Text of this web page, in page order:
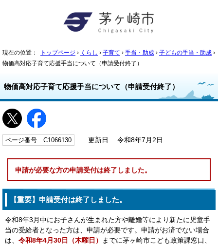
現在の位置： トップページ › くらし › 子育て › 手当・助成 › 子どもの手当・助成 ›
物価高対応子育て応援手当について（申請受付終了）
物価高対応子育て応援手当について（申請受付終了）
ページ番号 C1066130 更新日 令和8年7月2日
申請が必要な方の申請受付は終了しました。
【重要】申請受付は終了しました。
令和8年3月中にお子さんが生まれた方や離婚等により新たに児童手
当の受給者となった方は、申請が必要です。申請がお済でない場合
は、 令和8年4月30日（木曜日）
までに茅ヶ崎市こども政策課窓口、